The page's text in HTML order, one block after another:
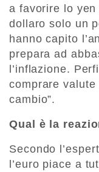
a favorire lo
dollaro solo un
hanno capito
prepara ad
l’inflazione.
comprare
cambio”.
Qual è la
Secondo
l’euro piace a